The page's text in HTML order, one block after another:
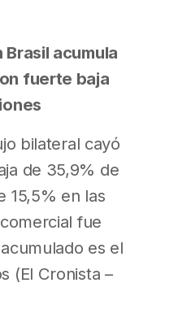
acumula
fuerte baja
bilateral cayó
de 35,9% de
15,5% en las
fue
es el
(El Cronista –